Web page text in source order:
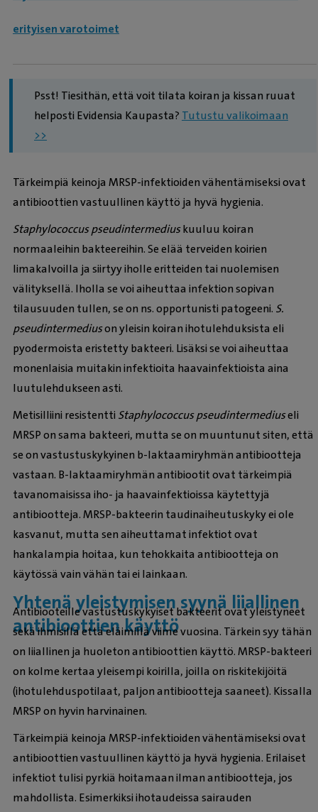
erityisen varotoimet
Psst! Tiesithän, että voit tilata koiran ja kissan ruuat
helposti Evidensia Kaupasta? Tutustu valikoimaan
>>
Tärkeimpiä keinoja MRSP-infektioiden vähentämiseksi ovat
antibioottien vastuullinen käyttö ja hyvä hygienia.
Staphylococcus pseudintermediuskuuluu koiran
normaaleihin bakteereihin. Se elää terveiden koirien
limakalvoilla ja siirtyy iholle eritteiden tai nuolemisen
välityksellä. Iholla se voi aiheuttaa infektion sopivan
tilausuuden tullen, se on ns. opportunisti patogeeni. S.
pseudintermediuson yleisin koiran ihotulehduksista eli
pyodermoista eristetty bakteeri. Lisäksi se voi aiheuttaa
monenlaisia muitakin infektioita haavainfektioista aina
luutulehdukseen asti.
Metisilliini resistentti Staphylococcus pseudintermediuseli
MRSP on sama bakteeri, mutta se on muuntunut siten, että
se on vastustuskykyinen b-laktaamiryhmän antibiootteja
vastaan. B-laktaamiryhmän antibiootit ovat tärkeimpiä
tavanomaisissa iho- ja haavainfektioissa käytettyjä
antibiootteja. MRSP-bakteerin taudinaiheutuskyky ei ole
kasvanut, mutta sen aiheuttamat infektiot ovat
hankalampia hoitaa, kun tehokkaita antibiootteja on
käytössä vain vähän tai ei lainkaan.
Yhtenä yleistymisen syynä liiallinen
antibioottien käyttö
Antibiooteille vastustuskykyiset bakteerit ovat yleistyneet
sekä ihmisillä että eläimillä viime vuosina. Tärkein syy tähän
on liiallinen ja huoleton antibioottien käyttö. MRSP-bakteeri
on kolme kertaa yleisempi koirilla, joilla on riskitekijöitä
(ihotulehduspotilaat, paljon antibiootteja saaneet). Kissalla
MRSP on hyvin harvinainen.
Tärkeimpiä keinoja MRSP-infektioiden vähentämiseksi ovat
antibioottien vastuullinen käyttö ja hyvä hygienia. Erilaiset
infektiot tulisi pyrkiä hoitamaan ilman antibiootteja, jos
mahdollista. Esimerkiksi ihotaudeissa sairauden